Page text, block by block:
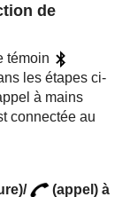
de
témoin
les étapes ci-
à mains
connectée au
(appel) à